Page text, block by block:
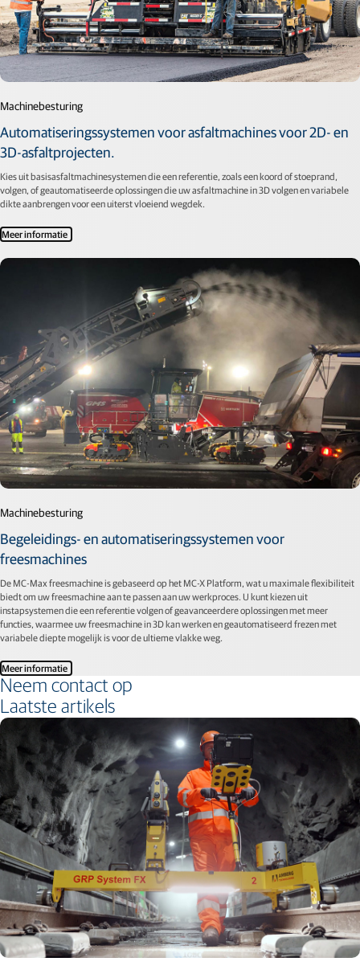
Machinebesturing
Automatiseringssystemen voor asfaltmachines voor 2D- en
3D-asfaltprojecten.
Kies uit basisasfaltmachinesystemen die een referentie, zoals een koord of stoeprand,
volgen, of geautomatiseerde oplossingen die uw asfaltmachine in 3D volgen en variabele
dikte aanbrengen voor een uiterst vloeiend wegdek.
Meer informatie
Machinebesturing
Begeleidings- en automatiseringssystemen voor
freesmachines
De MC-Max freesmachine is gebaseerd op het MC-X Platform, wat u maximale flexibiliteit
biedt om uw freesmachine aan te passen aan uw werkproces. U kunt kiezen uit
instapsystemen die een referentie volgen of geavanceerdere oplossingen met meer
functies, waarmee uw freesmachine in 3D kan werken en geautomatiseerd frezen met
variabele diepte mogelijk is voor de ultieme vlakke weg.
Meer informatie
Neem contact op
Laatste artikels